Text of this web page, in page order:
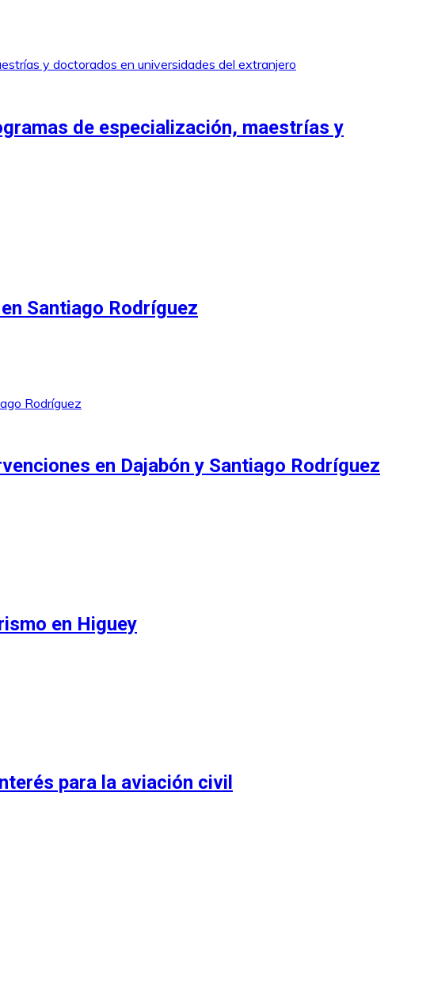
de especialización, maestrías y
Santiago Rodríguez
en Dajabón y Santiago Rodríguez
en Higuey
para la aviación civil